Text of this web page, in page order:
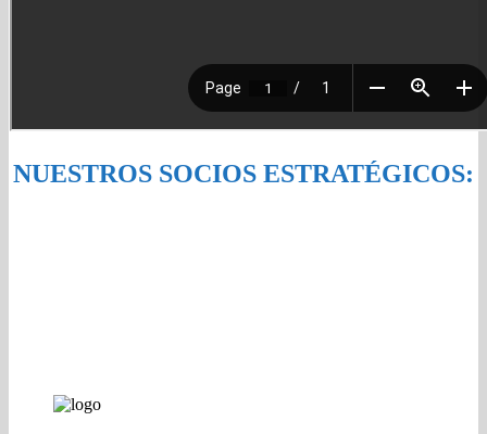
NUESTROS SOCIOS ESTRATÉGICOS: